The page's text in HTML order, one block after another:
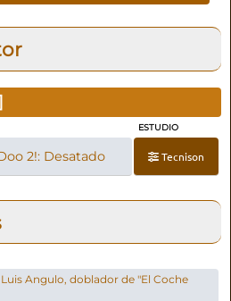
ESTUDIO
2!: Desatado Tecnison
Angulo, doblador de "El Coche